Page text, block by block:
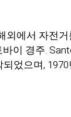
에서 자전
이 경주.
었으며,